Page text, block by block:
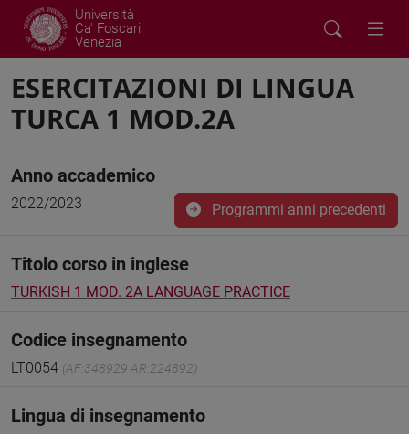
Università
Ca' Foscari
Venezia
ESERCITAZIONI DI LINGUA
TURCA 1 MOD.2A
Anno accademico
2022/2023 Programmi anni precedenti
Titolo corso in inglese
TURKISH 1 MOD. 2A LANGUAGE PRACTICE
Codice insegnamento
LT0054 (AF:348929 AR:224892)
Lingua di insegnamento